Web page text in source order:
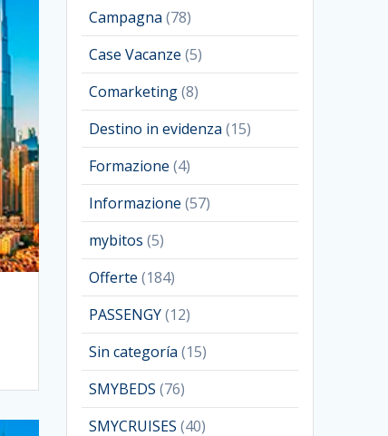
Campagna (78)
Case Vacanze (5)
Comarketing(8)
Destino in evidenza (15)
Formazione (4)
Informazione (57)
mybitos (5)
Offerte (184)
PASSENGY(12)
Sin categoría (15)
SMYBEDS (76)
SMYCRUISES (40)